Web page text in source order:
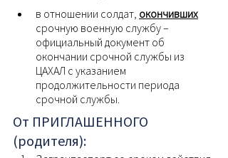
в отношении солдат, окончивших
срочную военную службу –
официальный документ об
окончании срочной службы из
ЦАХАЛ с указанием
продолжительности периода
срочной службы.
От ПРИГЛАШЕННОГО
(родителя):